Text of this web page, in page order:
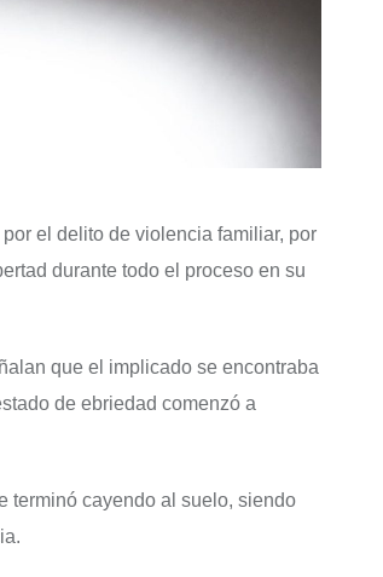
el delito de violencia familiar, por
durante todo el proceso en su
que el implicado se encontraba
de ebriedad comenzó a
terminó cayendo al suelo, siendo